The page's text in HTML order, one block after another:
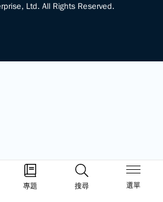
專題 搜尋 選單
Ltd. All Rights Reserved.